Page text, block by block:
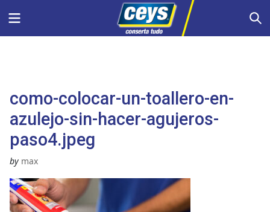
Menu
como-colocar-un-toallero-en-
azulejo-sin-hacer-agujeros-
paso4.jpeg
by max